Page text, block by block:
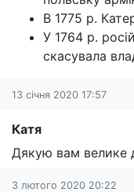
В 1775 р.
У 1764 р.
скасувала
13 січня 2020 17:57
Катя
Дякую вам велике
3 лютого 2020 20:22